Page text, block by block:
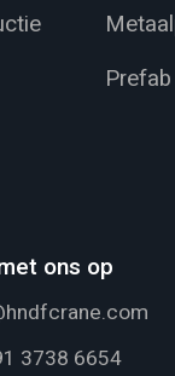
Prefab
ons op
3738 6654